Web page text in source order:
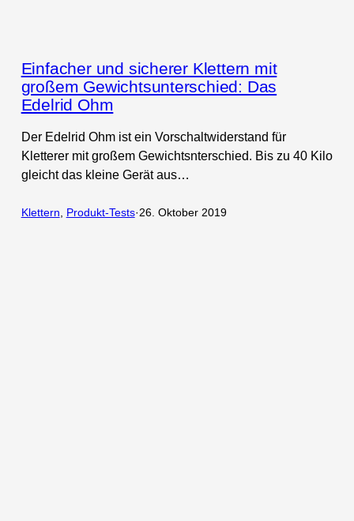
Einfacher und sicherer Klettern mit
großem Gewichtsunterschied: Das
Edelrid Ohm
Der Edelrid Ohm ist ein Vorschaltwiderstand für
Kletterer mit großem Gewichtsnterschied. Bis zu 40 Kilo
gleicht das kleine Gerät aus…
Klettern Produkt-Tests·26. Oktober 2019